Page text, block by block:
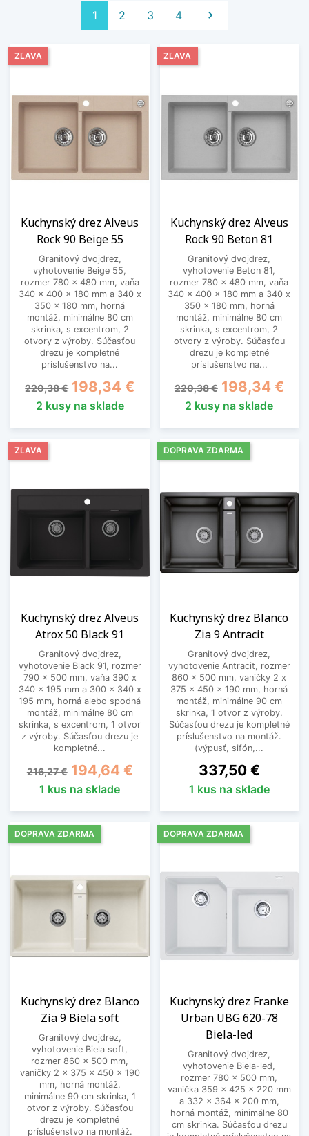
1 2 3 4 Ďalej

Kuchynský drez Alveus
Rock 90 Beige 55
Granitový dvojdrez,
vyhotovenie Beige 55,
rozmer 780 x 480 mm, vaňa
340 x 400 x 180 mm a 340 x
350 x 180 mm, horná
montáž, minimálne 80 cm
skrinka, s excentrom, 2
otvory z výroby. Súčasťou
drezu je kompletné
príslušenstvo na...
Základná cena
220,38 € Cena
198,34 €
2 kusy na sklade
ZĽAVA
Kuchynský drez Alveus
Rock 90 Beton 81
Granitový dvojdrez,
vyhotovenie Beton 81,
rozmer 780 x 480 mm, vaňa
340 x 400 x 180 mm a 340 x
350 x 180 mm, horná
montáž, minimálne 80 cm
skrinka, s excentrom, 2
otvory z výroby. Súčasťou
drezu je kompletné
príslušenstvo na...
Základná cena
220,38 € Cena
198,34 €
2 kusy na sklade
ZĽAVA
Kuchynský drez Alveus
Atrox 50 Black 91
Granitový dvojdrez,
vyhotovenie Black 91, rozmer
790 x 500 mm, vaňa 390 x
340 x 195 mm a 300 x 340 x
195 mm, horná alebo spodná
montáž, minimálne 80 cm
skrinka, s excentrom, 1 otvor
z výroby. Súčasťou drezu je
kompletné...
Základná cena
216,27 € Cena
194,64 €
1 kus na sklade
ZĽAVA
Kuchynský drez Blanco
Zia 9 Antracit
Granitový dvojdrez,
vyhotovenie Antracit, rozmer
860 x 500 mm, vaničky 2 x
375 x 450 x 190 mm, horná
montáž, minimálne 90 cm
skrinka, 1 otvor z výroby.
Súčasťou drezu je kompletné
príslušenstvo na montáž.
(výpusť, sifón,...
Cena
337,50 €
1 kus na sklade
DOPRAVA ZDARMA
Kuchynský drez Blanco
Zia 9 Biela soft
Granitový dvojdrez,
vyhotovenie Biela soft,
rozmer 860 x 500 mm,
vaničky 2 x 375 x 450 x 190
mm, horná montáž,
minimálne 90 cm skrinka, 1
otvor z výroby. Súčasťou
drezu je kompletné
príslušenstvo na montáž.
DOPRAVA ZDARMA
Kuchynský drez Franke
Urban UBG 620-78
Biela-led
Granitový dvojdrez,
vyhotovenie Biela-led,
rozmer 780 x 500 mm,
vanička 359 x 425 x 220 mm
a 332 x 364 x 200 mm,
horná montáž, minimálne 80
cm skrinka. Súčasťou drezu
DOPRAVA ZDARMA